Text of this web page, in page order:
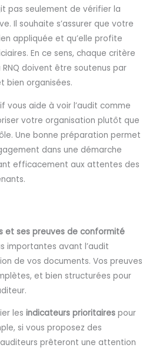
pas seulement de vérifier la
Il souhaite s’assurer que votre
appliquée et qu’elle profite
En ce sens, chaque critère
doivent être soutenus par
bien organisées.
vous aide à voir l’audit comme
votre organisation plutôt que
Une bonne préparation permet
dans une démarche
efficacement aux attentes des
et ses preuves de conformité
importantes avant l’audit
de vos documents. Vos preuves
et bien structurées pour
lesindicateurs prioritaires pour
si vous proposez des
prêteront une attention